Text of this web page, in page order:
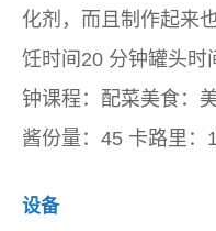
化剂，而且制作起来
饪时间20 分钟罐头时
钟课程：配菜美食：
酱份量：45 卡路里：
设备